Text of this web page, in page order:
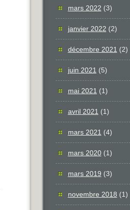
mars 2022 (3)
janvier 2022 (2)
décembre 2021 (2)
juin 2021 (5)
mai 2021 (1)
avril 2021 (1)
mars 2021 (4)
mars 2020(1)
mars 2019 (3)
novembre 2018 (1)